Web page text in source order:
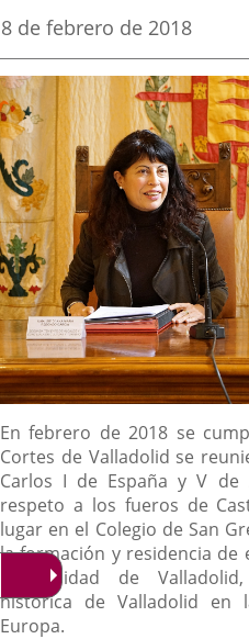
Fecha
la
noticia
8 de febrero de 2018
Descripción
En febrero de 2018 se
Cortes de Valladolid se
Carlos I de España y V
respeto a los fueros de
lugar en el Colegio de San
la formación y residencia de
Universidad de
histórica de Valladolid en
Europa.